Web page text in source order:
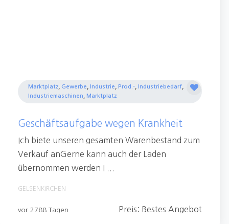
Marktplatz Gewerbe Industrie Prod.- Industriebedarf
Industriemaschinen
Marktplatz
Geschäftsaufgabe wegen Krankheit
Ich biete unseren gesamten Warenbestand zum
Verkauf anGerne kann auch der Laden
übernommen werden I ...
GELSENKIRCHEN
vor 2788 Tagen Preis: Bestes Angebot